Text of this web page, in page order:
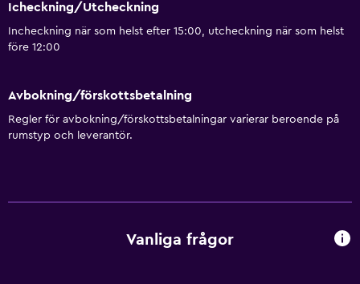
Icheckning/Utcheckning
Incheckning när som helst efter 15:00, utcheckning när som helst
före 12:00
Avbokning/förskottsbetalning
Regler för avbokning/förskottsbetalningar varierar beroende på
rumstyp och leverantör.
Vanliga frågor